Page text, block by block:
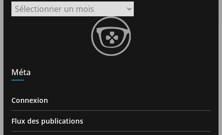
Archives
Méta
Connexion
Flux des publications